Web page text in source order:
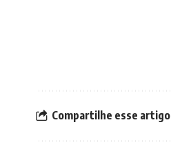
Compartilhe esse artigo